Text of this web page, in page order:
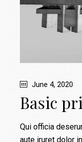
June 4, 2020
Basic
Qui officia
aute iruret dolor